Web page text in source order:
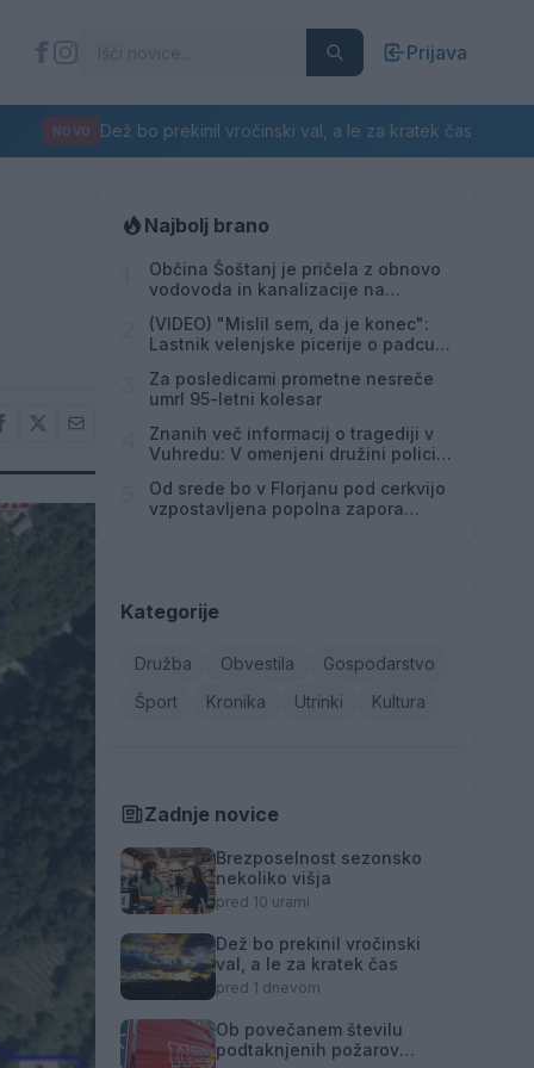
Prijava
NOVO Dež bo prekinil vročinski val, a le za kratek čas
Najbolj brano
Občina Šoštanj je pričela z obnovo
vodovoda in kanalizacije na
(VIDEO) "Mislil sem, da je konec":
Lastnik velenjske picerije o padcu s
Za posledicami prometne nesreče
umrl 95-letni kolesar
Znanih več informacij o tragediji v
Vuhredu: V omenjeni družini policija
Od srede bo v Florjanu pod cerkvijo
vzpostavljena popolna zapora
Kategorije
Družba Obvestila
Gospodarstvo
Šport
Kronika Utrinki Kultura
Zadnje novice
Brezposelnost sezonsko
nekoliko višja
pred 10 urami
Dež bo prekinil vročinski
val, a le za kratek čas
pred 1 dnevom
Ob povečanem številu
podtaknjenih požarov